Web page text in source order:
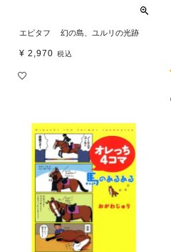
エピタフ 幻の島、ユルリの光跡
¥ 2,970 税込